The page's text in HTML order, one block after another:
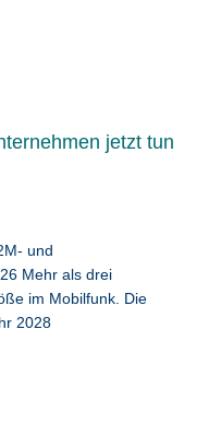
jetzt tun
und
Mehr als drei
im Mobilfunk. Die
2028